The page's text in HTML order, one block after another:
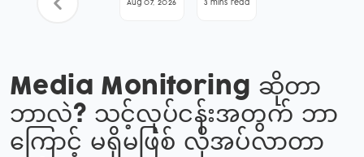
Aug 07, 2026 3 mins read
Media Monitoring ဆိုတာ
ဘာလဲ? သင့်လုပ်ငန်းအတွက် ဘာ
ကြောင့် မရှိမဖြစ် လိုအပ်လာတာ